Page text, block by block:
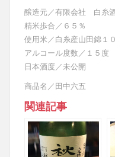
醸造元／有限会社 白糸
精米歩合／６５％
使用米／白糸産山田錦１
アルコール度数／１５度
日本酒度／未公開
商品名／田中六五
関連記事